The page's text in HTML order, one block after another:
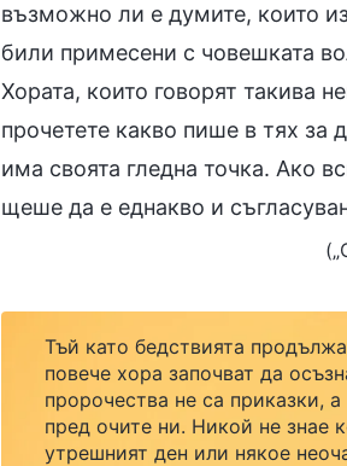
възможно ли е думите, които
били примесени с човешката
Хората, които говорят такива
прочетете какво пише в тях за
има своята гледна точка. Ако
щеше да е еднакво и
Тъй като бедствията
повече хора започват да
пророчества не са приказки,
пред очите ни. Никой не знае
утрешният ден или някое